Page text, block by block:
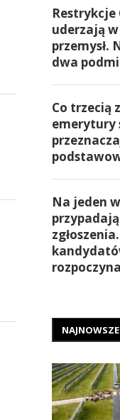
Restrykcje
uderzają
przemysł.
dwa
Co trzecią
emerytury
Na jeden